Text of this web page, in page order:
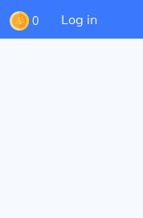
0 Log in